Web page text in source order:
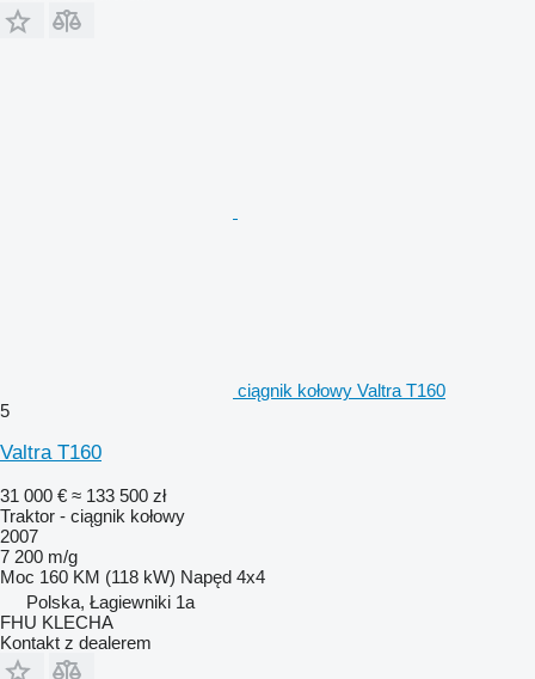
ciągnik kołowy Valtra T160
5
Valtra T160
31 000 € ≈ 133 500 zł
Traktor - ciągnik kołowy
2007
7 200 m/g
Moc 160 KM (118 kW) Napęd 4x4
Polska, Łagiewniki 1a
FHU KLECHA
Kontakt z dealerem